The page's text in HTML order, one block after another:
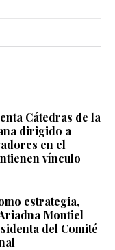
Cátedras de la
dirigido a
en el
vínculo
estrategia,
Montiel
del Comité